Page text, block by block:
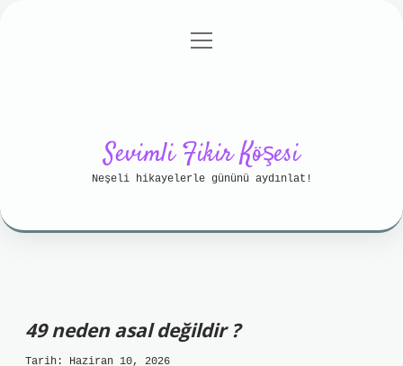
Gizlilik Politikası
menüyü
Sevimli Fikir Köşesi
Neşeli hikayelerle gününü aydınlat!
49 neden asal değildir ?
Tarih: Haziran 10, 2026